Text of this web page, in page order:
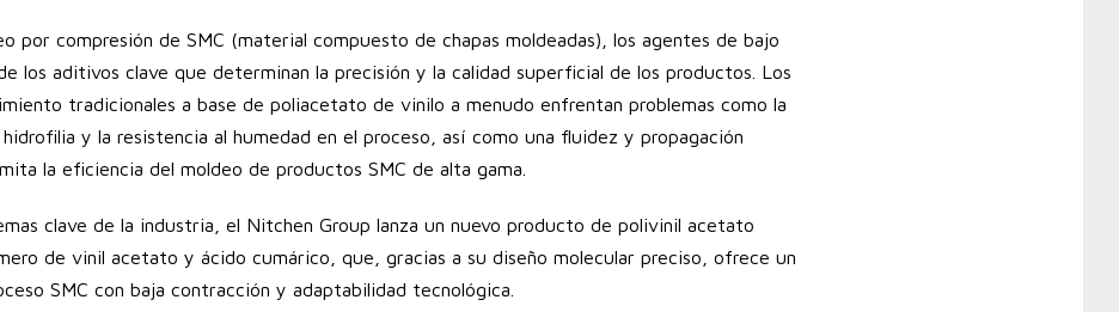
por compresión de SMC (material compuesto de chapas moldeadas), los agentes de bajo
los aditivos clave que determinan la precisión y la calidad superficial de los productos. Los
tradicionales a base de poliacetato de vinilo a menudo enfrentan problemas como la
y la resistencia al humedad en el proceso, así como una fluidez y propagación
la eficiencia del moldeo de productos SMC de alta gama.
clave de la industria, el Nitchen Group lanza un nuevo producto de polivinil acetato
de vinil acetato y ácido cumárico, que, gracias a su diseño molecular preciso, ofrece un
SMC con baja contracción y adaptabilidad tecnológica.